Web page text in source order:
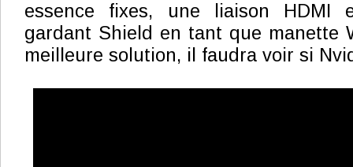
essence fixes, une liaison HDMI
gardant Shield en tant que manette
meilleure solution, il faudra voir si